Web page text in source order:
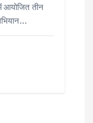
आयोजित तीन